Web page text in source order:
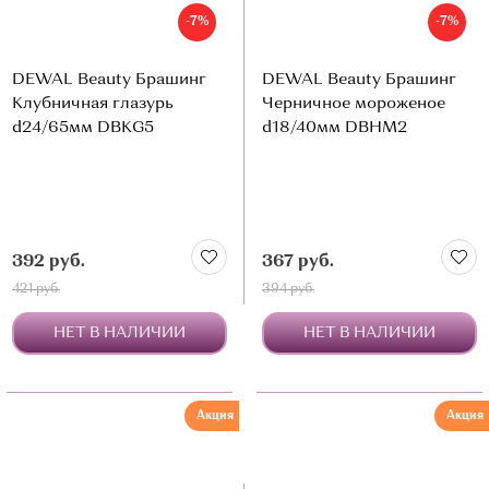
-7%
DEWAL Beauty Брашинг
Клубничная глазурь
d24/65мм DBKG5
392 руб.
421 руб.
НЕТ В НАЛИЧИИ
-7%
DEWAL Beauty Брашинг
Черничное мороженое
d18/40мм DBHM2
367 руб.
394 руб.
НЕТ В НАЛИЧИИ
Акция Акция